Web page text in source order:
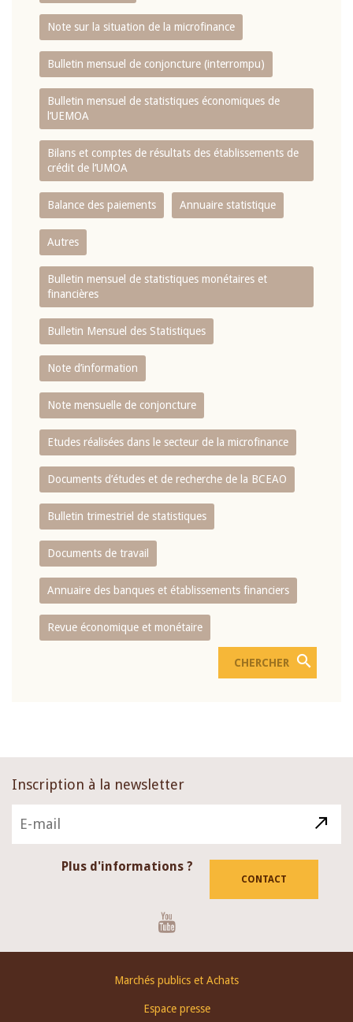
Note sur la situation de la microfinance
Bulletin mensuel de conjoncture (interrompu)
Bulletin mensuel de statistiques économiques de
l‘UEMOA
Bilans et comptes de résultats des établissements de
crédit de l‘UMOA
Balance des paiements Annuaire statistique
Autres
Bulletin mensuel de statistiques monétaires et
financières
Bulletin Mensuel des Statistiques
Note d’information
Note mensuelle de conjoncture
Etudes réalisées dans le secteur de la microfinance
Documents d’études et de recherche de la BCEAO
Bulletin trimestriel de statistiques
Documents de travail
Annuaire des banques et établissements financiers
Revue économique et monétaire
Inscription à la newsletter
Plus d'informations ?
CONTACT
Marchés publics et Achats
Espace presse